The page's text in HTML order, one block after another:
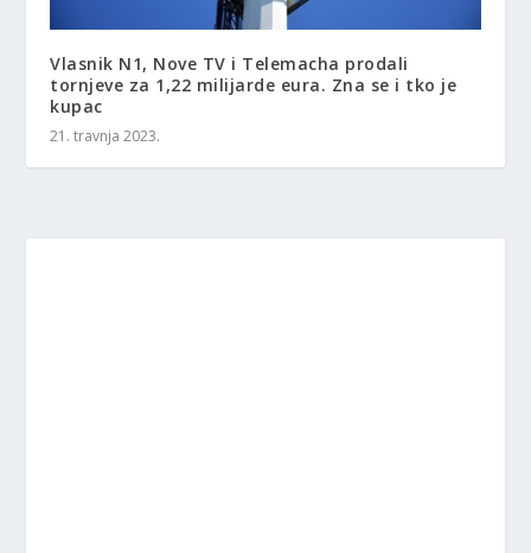
Vlasnik N1, Nove TV i Telemacha prodali
tornjeve za 1,22 milijarde eura. Zna se i tko je
kupac
21. travnja 2023.